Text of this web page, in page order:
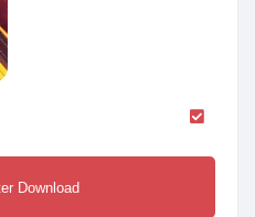
Download